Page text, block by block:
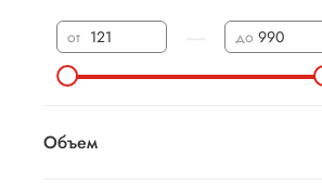
от до
Объем